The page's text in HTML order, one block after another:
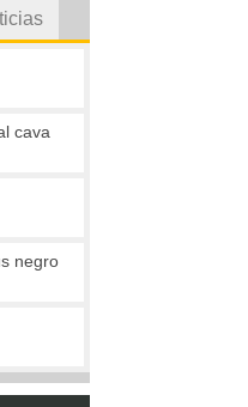
cava
negro
gluten)